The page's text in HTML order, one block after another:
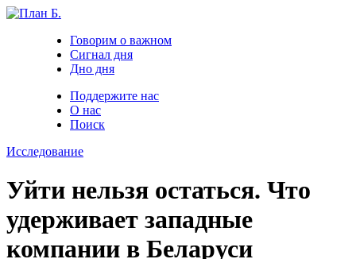
Говорим о важном
Сигнал дня
Дно дня
Поддержите нас
О нас
Поиск
Исследование
Уйти нельзя остаться. Что
удерживает западные
компании в Беларуси